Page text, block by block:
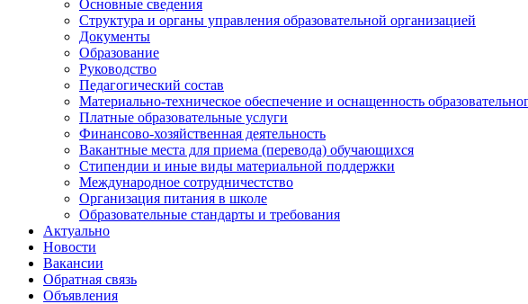
Основные сведения
Структура и органы управления образовательной организацией
Документы
Образование
Руководство
Педагогический состав
Материально-техническое обеспечение и оснащенность
Платные образовательные услуги
Финансово-хозяйственная деятельность
Вакантные места для приема (перевода) обучающихся
Стипендии и иные виды материальной поддержки
Международное сотрудничестство
Организация питания в школе
Образовательные стандарты и требования
Актуально
Новости
Вакансии
Обратная связь
Объявления